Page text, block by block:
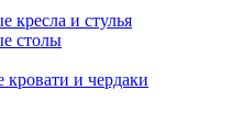
кресла и стулья
столы
кровати и чердаки